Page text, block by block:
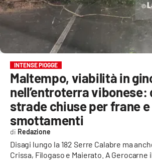
SPORT
Streaming
LAC TV
LAC NETWORK
LAC ONAIR
LaC
Network
LACPLAY.IT
INTENSE PIOGGE
Maltempo, viabilità in
nell’entroterra vibonese:
strade chiuse per frane e
smottamenti
Disagi lungo la 182 Serre Calabre ma
Crissa, Filogaso e Maierato. A Gerocarne
Redazione